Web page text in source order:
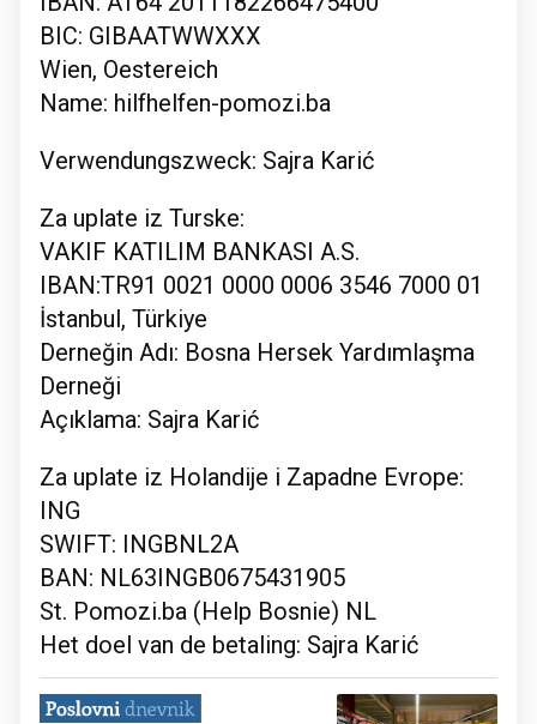
BIC: GIBAATWWXXX
Wien, Oestereich
Name: hilfhelfen-pomozi.ba
Verwendungszweck: Sajra Karić
Za uplate iz Turske:
VAKIF KATILIM BANKASI A.S.
IBAN:TR91 0021 0000 0006 3546 7000 01
İstanbul, Türkiye
Derneğin Adı: Bosna Hersek Yardımlaşma
Derneği
Açıklama: Sajra Karić
Za uplate iz Holandije i Zapadne Evrope:
ING
SWIFT: INGBNL2A
BAN: NL63INGB0675431905
St. Pomozi.ba (Help Bosnie) NL
Het doel van de betaling: Sajra Karić